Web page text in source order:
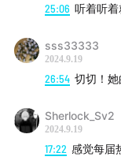
邮箱：
25:06 听着听
sss33333
2024.9.19
26:54 切切！她
Sherlock_Sv2
2024.9.19
17:22 感觉每届